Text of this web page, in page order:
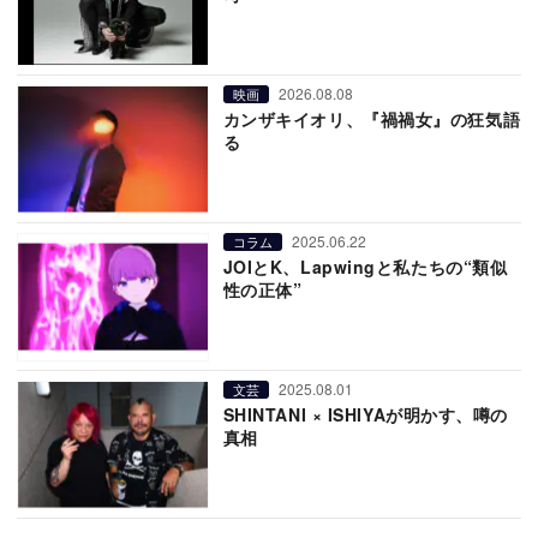
映画 2026.08.08
カンザキイオリ、『禍禍女』の狂気語
る
コラム 2025.06.22
JOIとK、Lapwingと私たちの“類似
性の正体”
文芸 2025.08.01
SHINTANI × ISHIYAが明かす、噂の
真相